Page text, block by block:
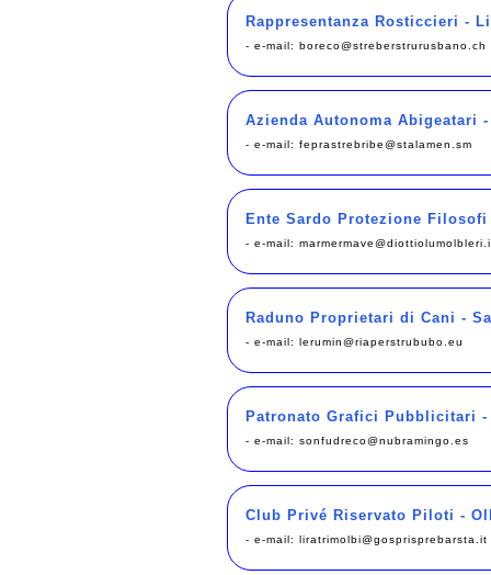
Rappresentanza Rosticcieri -
- e-mail: boreco@streberstrurusbano.ch
Azienda Autonoma Abigeatari
- e-mail: feprastrebribe@stalamen.sm
Ente Sardo Protezione
- e-mail:
Raduno Proprietari di Cani -
- e-mail: lerumin@riaperstrububo.eu
Patronato Grafici Pubblicitari -
- e-mail: sonfudreco@nubramingo.es
Club Privé Riservato Piloti -
- e-mail: liratrimolbi@gosprisprebarsta.it